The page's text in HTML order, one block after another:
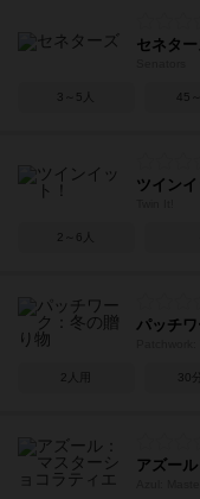
セネタ
3～5人 45
ツインイ
2～6人
パッチ
2人用 30
アズー